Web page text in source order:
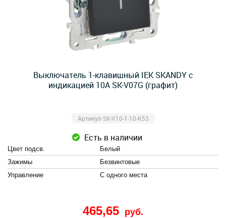
Выключатель 1-клавишный IEK SKANDY с
индикацией 10А SK-V07G (графит)
Артикул SK-V10-1-10-K53
Есть в наличии
Цвет подсв.
Белый
Зажимы
Безвинтовые
Управление
С одного места
465,65 руб.